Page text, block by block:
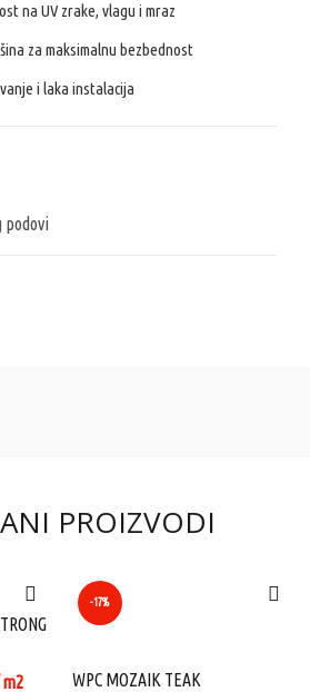
na UV zrake, vlagu i mraz
za maksimalnu bezbednost
i laka instalacija
podovi
PROIZVODI
-17%
WPC MOZAIK TEAK